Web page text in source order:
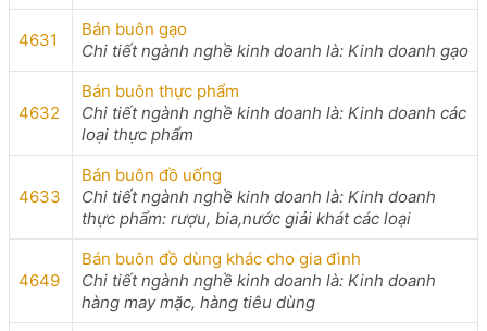
4631
Bán buôn gạo
Chi tiết ngành nghề kinh doanh là: Kinh doanh gạo
4632
Bán buôn thực phẩm
Chi tiết ngành nghề kinh doanh là: Kinh doanh các
loại thực phẩm
4633
Bán buôn đồ uống
Chi tiết ngành nghề kinh doanh là: Kinh doanh
thực phẩm: rượu, bia,nước giải khát các loại
4649
Bán buôn đồ dùng khác cho gia đình
Chi tiết ngành nghề kinh doanh là: Kinh doanh
hàng may mặc, hàng tiêu dùng